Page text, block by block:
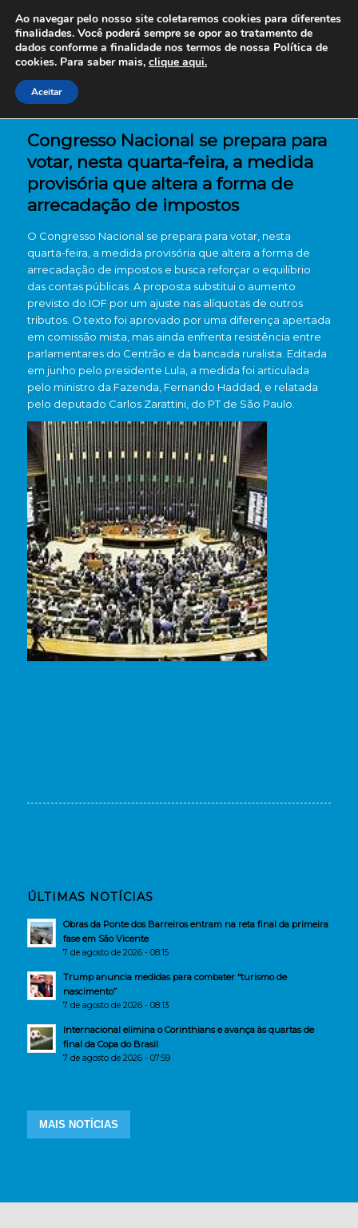
Congresso Nacional se prepara para
votar, nesta quarta-feira, a medida
provisória que altera a forma de
arrecadação de impostos
O Congresso Nacional se prepara para votar, nesta
quarta-feira, a medida provisória que altera a forma de
arrecadação de impostos e busca reforçar o equilíbrio
das contas públicas. A proposta substitui o aumento
previsto do IOF por um ajuste nas alíquotas de outros
tributos. O texto foi aprovado por uma diferença apertada
em comissão mista, mas ainda enfrenta resistência entre
parlamentares do Centrão e da bancada ruralista. Editada
em junho pelo presidente Lula, a medida foi articulada
pelo ministro da Fazenda, Fernando Haddad, e relatada
pelo deputado Carlos Zarattini, do PT de São Paulo.
ÚLTIMAS NOTÍCIAS
Obras da Ponte dos Barreiros entram na reta final da primeira
fase em São Vicente
7 de agosto de 2026 - 08:15
Trump anuncia medidas para combater “turismo de
nascimento”
7 de agosto de 2026 - 08:13
Internacional elimina o Corinthians e avança às quartas de
final da Copa do Brasil
7 de agosto de 2026 - 07:59
MAIS NOTÍCIAS
Ao navegar pelo nosso site coletaremos cookies para diferentes
finalidades. Você poderá sempre se opor ao tratamento de
dados conforme a finalidade nos termos de nossa Política de
cookies. Para saber mais, clique aqui.
Aceitar